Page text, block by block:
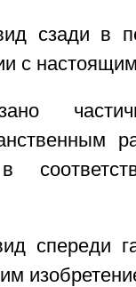
сзади в
с
в
спереди